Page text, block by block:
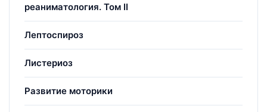
реаниматология. Том II
Лептоспироз
Листериоз
Развитие моторики